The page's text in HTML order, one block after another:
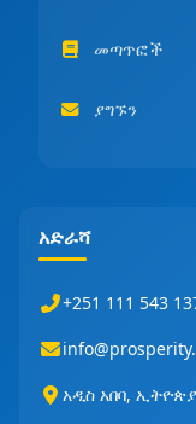
መጣጥፎች
ያግኙን
አድራሻ
+251 111 543
አዲስ አበባ, ኢትዮጵያ